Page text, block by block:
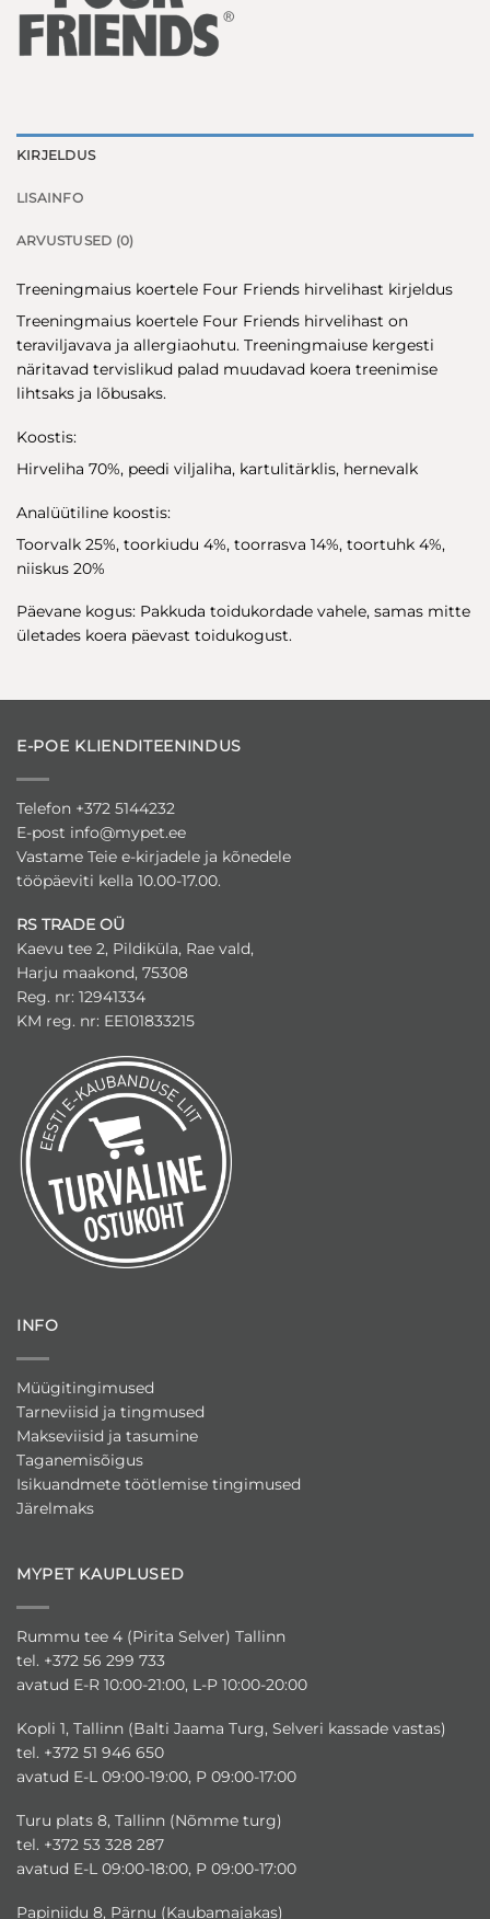
KIRJELDUS
LISAINFO
ARVUSTUSED (0)
Treeningmaius koertele Four Friends hirvelihast kirjeldus
Treeningmaius koertele Four Friends hirvelihast on
teraviljavava ja allergiaohutu. Treeningmaiuse kergesti
näritavad tervislikud palad muudavad koera treenimise
lihtsaks ja lõbusaks.
Koostis:
Hirveliha 70%, peedi viljaliha, kartulitärklis, hernevalk
Analüütiline koostis:
Toorvalk 25%, toorkiudu 4%, toorrasva 14%, toortuhk 4%,
niiskus 20%
Päevane kogus: Pakkuda toidukordade vahele, samas mitte
ületades koera päevast toidukogust.
E-POE KLIENDITEENINDUS
Telefon +372 5144232
E-post info@mypet.ee
Vastame Teie e-kirjadele ja kõnedele
tööpäeviti kella 10.00-17.00.
RS TRADE OÜ
Kaevu tee 2, Pildiküla, Rae vald,
Harju maakond, 75308
Reg. nr: 12941334
KM reg. nr: EE101833215
INFO
Müügitingimused
Tarneviisid ja tingmused
Makseviisid ja tasumine
Taganemisõigus
Isikuandmete töötlemise tingimused
Järelmaks
MYPET KAUPLUSED
Rummu tee 4 (Pirita Selver) Tallinn
tel. +372 56 299 733
avatud E-R 10:00-21:00, L-P 10:00-20:00
Kopli 1, Tallinn (Balti Jaama Turg, Selveri kassade vastas)
tel. +372 51 946 650
avatud E-L 09:00-19:00, P 09:00-17:00
Turu plats 8, Tallinn (Nõmme turg)
tel. +372 53 328 287
avatud E-L 09:00-18:00, P 09:00-17:00
Papiniidu 8, Pärnu (Kaubamajakas)